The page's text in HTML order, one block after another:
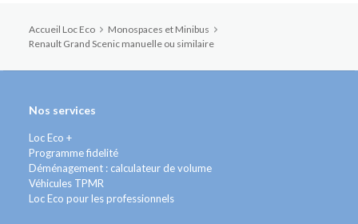
Accueil Loc Eco
Monospaces et Minibus
Renault Grand Scenic manuelle ou similaire
Nos services
Loc Eco +
Programme fidelité
Déménagement : calculateur de volume
Véhicules TPMR
Loc Eco pour les professionnels